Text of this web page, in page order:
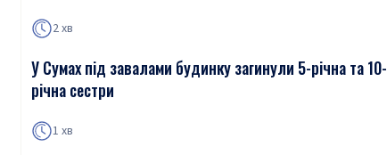
2 хв
У Сумах під завалами будинку загинули 5-річна та 10-
річна сестри
1 хв